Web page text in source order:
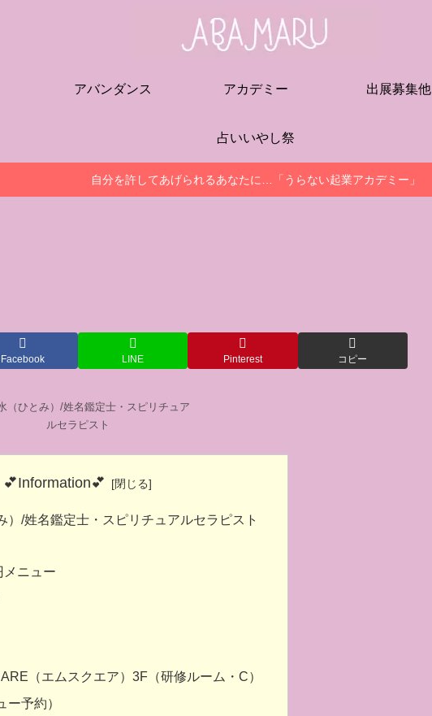
アバンダンス アカデミー 出展募集他
占いいやし祭
自分を許してあげられるあなたに…「うらない起業アカデミー」
Facebook LINE Pinterest コピー
（ひとみ）/姓名鑑定士・スピリチュア
ルセラピスト
💕Information💕
）/姓名鑑定士・スピリチュアルセラピスト
ニュー
（エムスクエア）3F（研修ルーム・C）
予約）